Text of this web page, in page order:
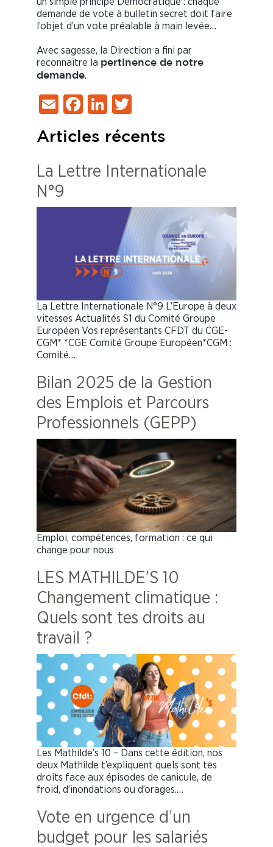
demande de vote à bulletin secret doit faire
l’objet d’un vote préalable à main levée…
Avec sagesse, la Direction a fini par
reconnaitre la pertinence de notre
demande.
EmailFacebook
LinkedIn
Articles récents
La Lettre Internationale
N°9
La Lettre Internationale N°9 L’Europe à deux
vitesses Actualités S1 du Comité Groupe
Européen Vos représentants CFDT du CGE-
CGM* *CGE Comité Groupe Européen*CGM :
Comité…
Bilan 2025 de la Gestion
des Emplois et Parcours
Professionnels (GEPP)
Emploi, compétences, formation : ce qui
change pour nous
LES MATHILDE’S 10
Changement climatique :
Quels sont tes droits au
travail ?
Les Mathilde’s 10 – Dans cette édition, nos
deux Mathilde t’expliquent quels sont tes
droits face aux épisodes de canicule, de
froid, d’inondations ou d’orages.…
Vote en urgence d’un
budget pour les salariés